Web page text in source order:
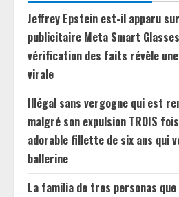
Jeffrey Epstein est-il apparu
publicitaire Meta Smart
vérification des faits révèle
virale
Illégal sans vergogne qui est
malgré son expulsion TROIS
adorable fillette de six ans qui
ballerine
La familia de tres personas